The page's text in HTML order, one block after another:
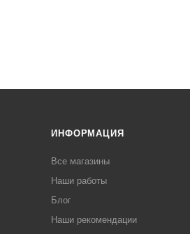
ИНФОРМАЦИЯ
Все магазины
Наши работы
Блог
Наши рекомендации